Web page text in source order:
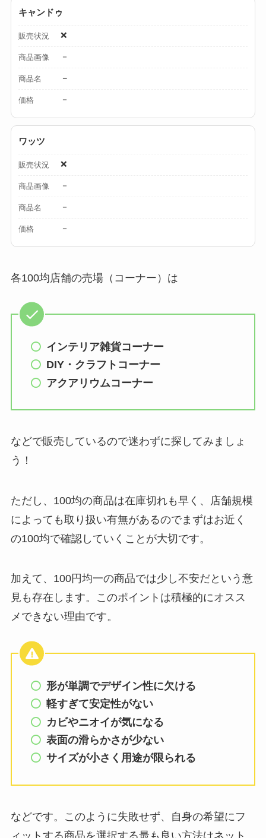
【100均】ダイソー/
ムと選び方のコツを
セリア等でカトラリ
ー収納ポーチは買え
る？選び方＆活用
キャンドゥ
販売状況 ❌
商品画像 －
商品名 －
価格 －
ワッツ
販売状況 ❌
商品画像 －
商品名 －
価格 －
各100均店舗の売場（コーナー）は
インテリア雑貨コーナー
DIY・クラフトコーナー
アクアリウムコーナー
などで販売しているので迷わずに探してみましょ
う！
ただし、100均の商品は在庫切れも早く、店舗規模
によっても取り扱い有無があるのでまずはお近く
の100均で確認していくことが大切です。
加えて、100円均一の商品では少し不安だという意
見も存在します。このポイントは積極的にオスス
メできない理由です。
形が単調でデザイン性に欠ける
軽すぎて安定性がない
カビやニオイが気になる
表面の滑らかさが少ない
サイズが小さく用途が限られる
などです。このように失敗せず、自身の希望にフ
ィットする商品を選択する最も良い方法はネット